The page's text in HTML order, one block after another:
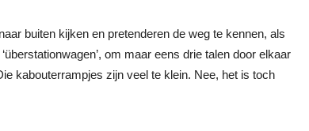
buiten kijken en pretenderen de weg te kennen, als
om maar eens drie talen door elkaar
kabouterrampjes zijn veel te klein. Nee, het is toch